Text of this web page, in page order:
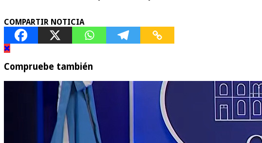
COMPARTIR NOTICIA
Compruebe también